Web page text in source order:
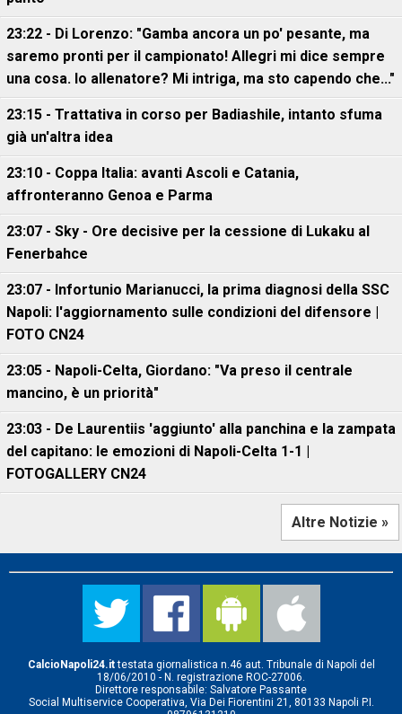
23:22 - Di Lorenzo: "Gamba ancora un po' pesante, ma
saremo pronti per il campionato! Allegri mi dice sempre
una cosa. Io allenatore? Mi intriga, ma sto capendo che..."
23:15 - Trattativa in corso per Badiashile, intanto sfuma
già un'altra idea
23:10 - Coppa Italia: avanti Ascoli e Catania,
affronteranno Genoa e Parma
23:07 - Sky - Ore decisive per la cessione di Lukaku al
Fenerbahce
23:07 - Infortunio Marianucci, la prima diagnosi della SSC
Napoli: l'aggiornamento sulle condizioni del difensore |
FOTO CN24
23:05 - Napoli-Celta, Giordano: "Va preso il centrale
mancino, è un priorità"
23:03 - De Laurentiis 'aggiunto' alla panchina e la zampata
del capitano: le emozioni di Napoli-Celta 1-1 |
FOTOGALLERY CN24
Altre Notizie »
CalcioNapoli24.ittestata giornalistica n.46 aut. Tribunale di Napoli del
18/06/2010 - N. registrazione ROC-27006.
Direttore responsabile: Salvatore Passante
Social Multiservice Cooperativa, Via Dei Fiorentini 21, 80133 Napoli P.I.